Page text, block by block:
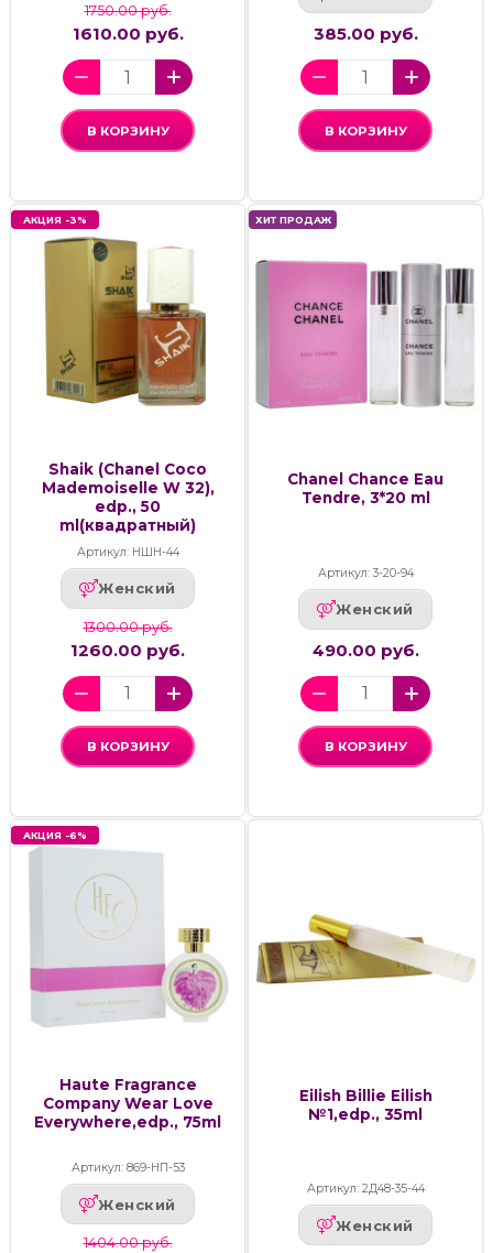
1750.00 руб.
1610.00 руб.
В КОРЗИНУ
385.00 руб.
В КОРЗИНУ
АКЦИЯ -3%
Shaik (Chanel Coco
Mademoiselle W 32),
edp., 50
ml(квадратный)
Артикул: НШН-44
Женский
1300.00 руб.
1260.00 руб.
В КОРЗИНУ
ХИТ ПРОДАЖ
Chanel Chance Eau
Tendre, 3*20 ml
Артикул: 3-20-94
Женский
490.00 руб.
В КОРЗИНУ
АКЦИЯ -6%
Haute Fragrance
Company Wear Love
Everywhere,edp., 75ml
Артикул: 869-НП-53
Женский
1404.00 руб.
Eilish Billie Eilish
№1,edp., 35ml
Артикул: 2Д48-35-44
Женский